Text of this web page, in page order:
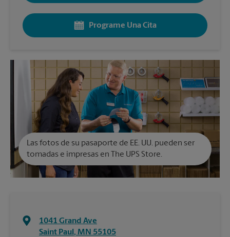
Programe Una Cita
Las fotos de su pasaporte de EE. UU. pueden ser
tomadas e impresas en The UPS Store.
1041 Grand Ave
Saint Paul , MN 55105